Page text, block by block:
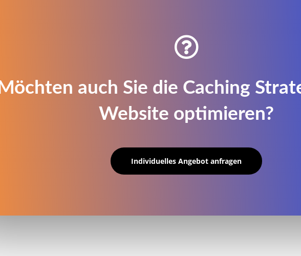

Möchten auch Sie die Caching
Website optimieren?
Individuelles Angebot anfragen